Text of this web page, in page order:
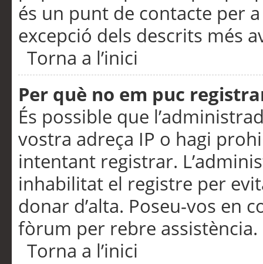
és un punt de contacte per
excepció dels descrits més
Torna a l’inici
Per què no em puc
És possible que
vostra adreça IP o hagi
intentant registrar.
inhabilitat el registre per
donar d’alta. Poseu-vos en
fòrum per rebre assistència.
Torna a l’inici